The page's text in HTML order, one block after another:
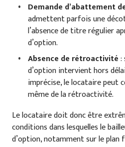
Demande d’abattement
admettent parfois une
l’absence de titre régulier
d’option.
Absence de rétroactivité:
d’option intervient hors
imprécise, le locataire peut
même de la rétroactivité.
Le locataire doit donc être
conditions dans lesquelles le
d’option, notamment sur le plan